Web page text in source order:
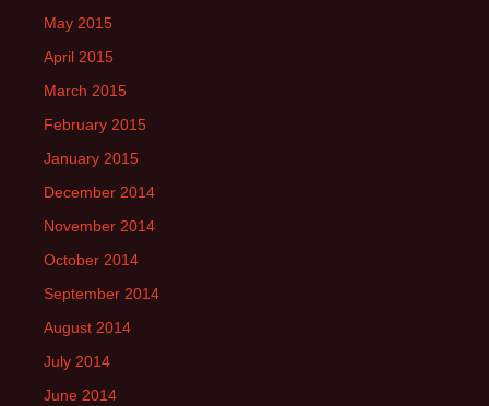
May 2015
April 2015
March 2015
February 2015
January 2015
December 2014
November 2014
October 2014
September 2014
August 2014
July 2014
June 2014